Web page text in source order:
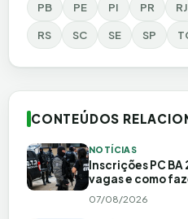
PB PE PI PR RJ
RS SC SE SP
CONTEÚDOS
NOTÍCIAS
Inscrições PC
vagas e como
07/08/2026